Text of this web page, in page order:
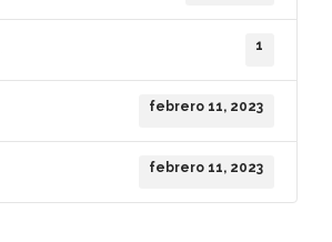
1
febrero 11, 2023
febrero 11, 2023